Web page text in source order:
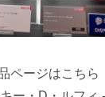
ページはこちら